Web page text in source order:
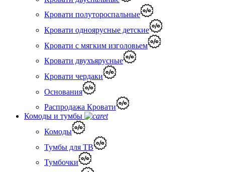
Кровати полутороспальные
Кровати одноярусные детские
Кровати с мягким изголовьем
Кровати двухъярусные
Кровати чердаки
Основания
Распродажа Кровати
Комоды и тумбы
Комоды
Тумбы для ТВ
Тумбочки